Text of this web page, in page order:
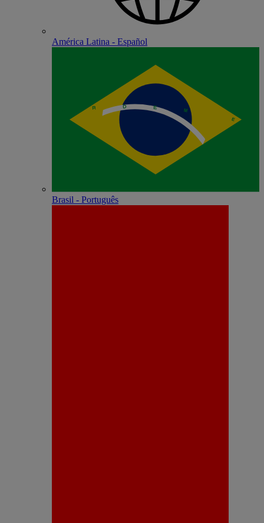
América Latina - Español
Brasil - Português